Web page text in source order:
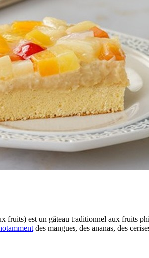
fruits) est un gâteau traditionnel aux fruits
des mangues, des ananas, des